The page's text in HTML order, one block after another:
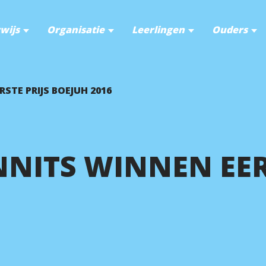
Organisatie Leerlingen Ouders
PRIJS BOEJUH 2016
WINNEN